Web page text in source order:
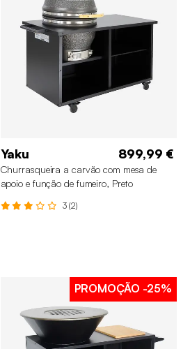
Yaku 899,99 €
Churrasqueira a carvão com mesa de
apoio e função de fumeiro, Preto
3 (2)
PROMOÇÃO -25%